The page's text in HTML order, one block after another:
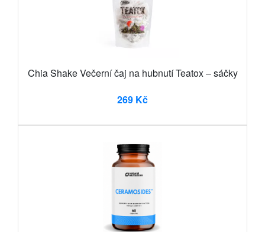
Chia Shake Večerní čaj na hubnutí Teatox – sáčky
269 Kč